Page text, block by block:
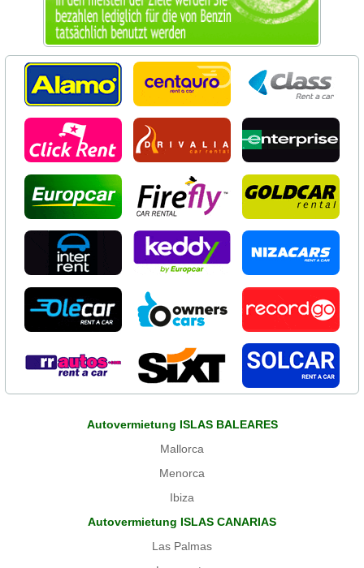
Autovermietung ISLAS BALEARES
Mallorca
Menorca
Ibiza
Autovermietung ISLAS CANARIAS
Las Palmas